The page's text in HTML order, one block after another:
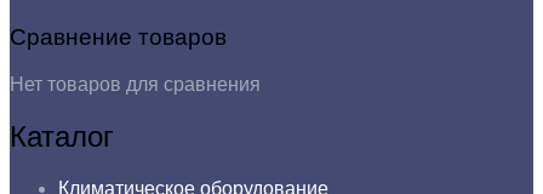
Сравнение товаров
Нет товаров для сравнения
Каталог
Климатическое оборудование